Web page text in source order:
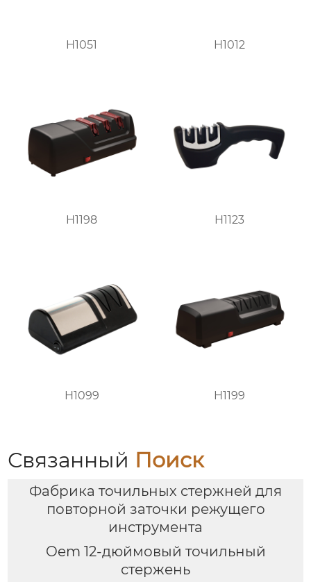
H1051 H1012
H1198 H1123
H1099 H1199
Связанный Поиск
Фабрика точильных стержней для
повторной заточки режущего
инструмента
Oem 12-дюймовый точильный
стержень